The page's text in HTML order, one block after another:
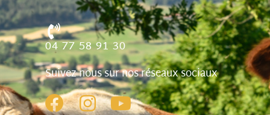
04 77 58 91 30
Suivez nous sur nos réseaux sociaux